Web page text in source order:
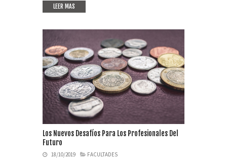
LEER MAS
Los Nuevos Desafíos Para Los Profesionales Del
Futuro
18/10/2019 FACULTADES